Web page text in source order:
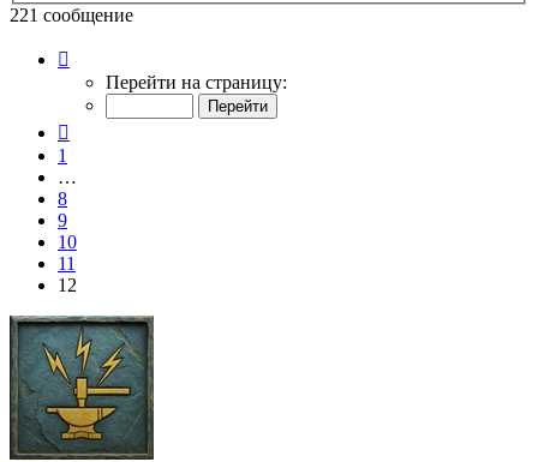
221 сообщение
12
Перейти на страницу:
1
…
8
9
10
11
12